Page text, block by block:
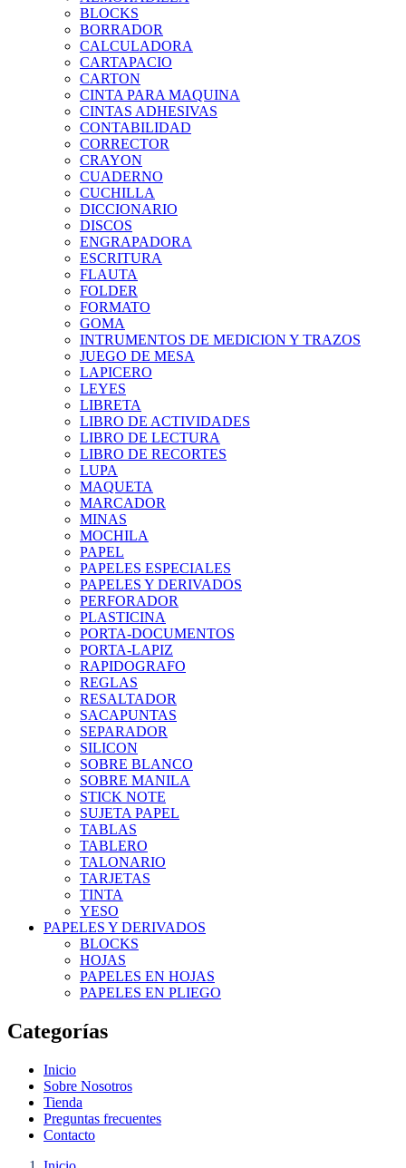
BLOCKS
BORRADOR
CALCULADORA
CARTAPACIO
CARTON
CINTA PARA MAQUINA
CINTAS ADHESIVAS
CONTABILIDAD
CORRECTOR
CRAYON
CUADERNO
CUCHILLA
DICCIONARIO
DISCOS
ENGRAPADORA
ESCRITURA
FLAUTA
FOLDER
FORMATO
GOMA
INTRUMENTOS DE MEDICION Y TRAZOS
JUEGO DE MESA
LAPICERO
LEYES
LIBRETA
LIBRO DE ACTIVIDADES
LIBRO DE LECTURA
LIBRO DE RECORTES
LUPA
MAQUETA
MARCADOR
MINAS
MOCHILA
PAPEL
PAPELES ESPECIALES
PAPELES Y DERIVADOS
PERFORADOR
PLASTICINA
PORTA-DOCUMENTOS
PORTA-LAPIZ
RAPIDOGRAFO
REGLAS
RESALTADOR
SACAPUNTAS
SEPARADOR
SILICON
SOBRE BLANCO
SOBRE MANILA
STICK NOTE
SUJETA PAPEL
TABLAS
TABLERO
TALONARIO
TARJETAS
TINTA
YESO
PAPELES Y DERIVADOS
BLOCKS
HOJAS
PAPELES EN HOJAS
PAPELES EN PLIEGO
Categorías
Inicio
Sobre Nosotros
Tienda
Preguntas frecuentes
Contacto